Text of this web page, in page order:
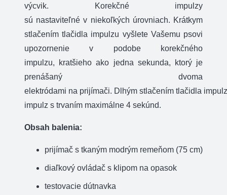
výcvik. Korekčné
impulzy
sú nastaviteľné v niekoľkých úrovniach. Krátkym
stlačením tlačidla impulzu vyšlete Vašemu psovi
upozornenie
v podobe
korekčného
impulzu, kratšieho ako jedna sekunda, ktorý je
prenášaný
dvoma
elektródami na prijímači. Dlhým stlačením tlačidla
impulz s trvaním maximálne 4 sekúnd.
Obsah balenia:
prijímač s tkaným modrým remeňom (75 cm)
diaľkový ovládač s klipom na opasok
testovacie dútnavka